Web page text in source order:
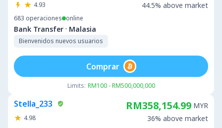
4.93
683 operaciones online
Bank Transfer · Malasia
Bienvenidos nuevos usuarios
44.5% above market
Limits: RM100 - RM500,000,000
Comprar
Stella_233
4.98
RM358,154.99 MYR
36% above market